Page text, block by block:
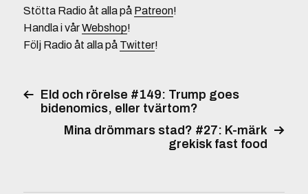
Stötta Radio åt alla på Patreon!
Handla i vårWebshop!
Följ Radio åt alla på Twitter!
Eld och rörelse #149: Trump goes
bidenomics, eller tvärtom?
Mina drömmars stad? #27: K-märk
grekisk fast food